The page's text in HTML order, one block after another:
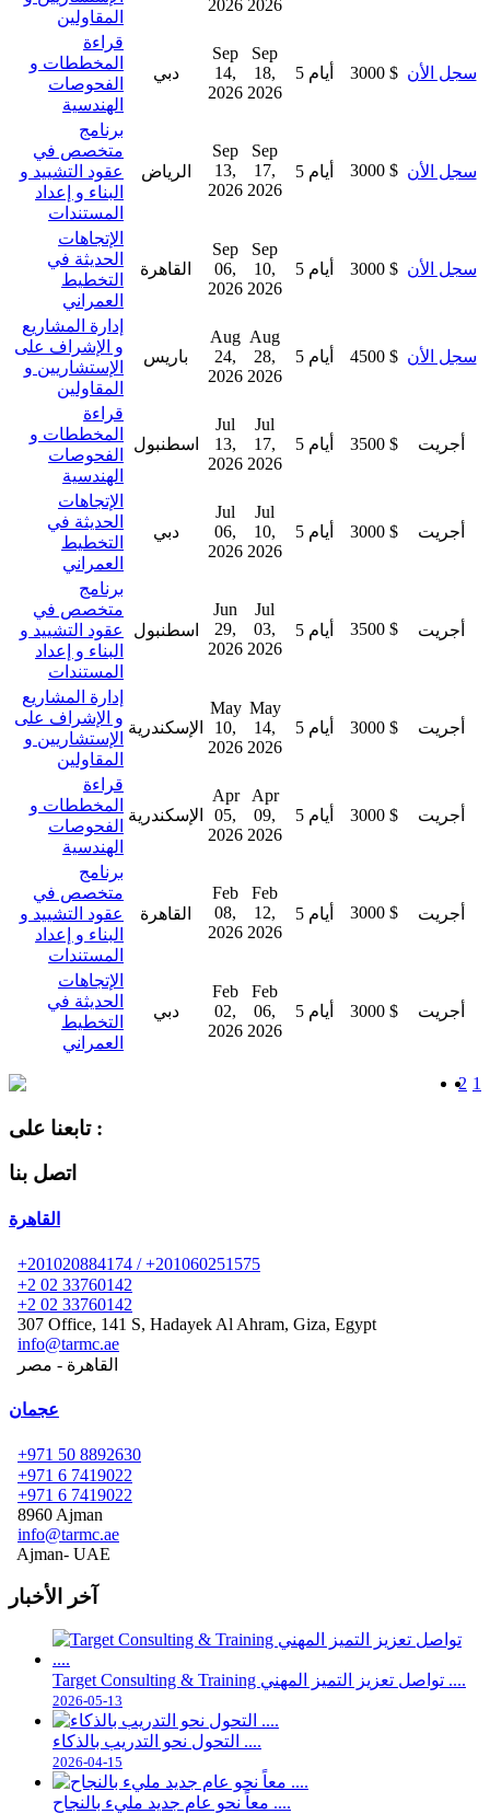
المقاولين
2026 2026
قراءة
المخططات و
الفحوصات
الهندسية
دبي
Sep
14,
2026
Sep
18,
2026
5 أيام 3000 $ سجل الأن
برنامج
متخصص في
عقود التشييد و
البناء و إعداد
المستندات
الرياض
Sep
13,
2026
Sep
17,
2026
5 أيام 3000 $ سجل الأن
الإتجاهات
الحديثة في
التخطيط
العمراني
القاهرة
Sep
06,
2026
Sep
10,
2026
5 أيام 3000 $ سجل الأن
إدارة المشاريع
و الإشراف على
الإستشاريين و
المقاولين
باريس
Aug
24,
2026
Aug
28,
2026
5 أيام 4500 $ سجل الأن
قراءة
المخططات و
الفحوصات
الهندسية
اسطنبول
Jul
13,
2026
Jul
17,
2026
5 أيام 3500 $
الإتجاهات
الحديثة في
التخطيط
العمراني
دبي
Jul
06,
2026
Jul
10,
2026
5 أيام 3000 $
برنامج
متخصص في
عقود التشييد و
البناء و إعداد
المستندات
اسطنبول
Jun
29,
2026
Jul
03,
2026
5 أيام 3500 $
إدارة المشاريع
و الإشراف على
الإستشاريين و
المقاولين
الإسكندرية
May
10,
2026
May
14,
2026
5 أيام 3000 $
قراءة
المخططات و
الفحوصات
الهندسية
الإسكندرية
Apr
05,
2026
Apr
09,
2026
5 أيام 3000 $
برنامج
متخصص في
عقود التشييد و
البناء و إعداد
المستندات
القاهرة
Feb
08,
2026
Feb
12,
2026
5 أيام 3000 $
الإتجاهات
الحديثة في
التخطيط
العمراني
دبي
Feb
02,
2026
Feb
06,
2026
5 أيام 3000 $
1
2
تابعنا على :
اتصل بنا
القاهرة
+201020884174 / +201060251575
+2 02 33760142
+2 02 33760142
307 Office, 141 S, Hadayek Al Ahram, Giza, Egypt
info@tarmc.ae
القاهرة - مصر
عجمان
+971 50 8892630
+971 6 7419022
+971 6 7419022
8960 Ajman
info@tarmc.ae
Ajman- UAE
آخر الأخبار
Target Consulting & Training تواصل تعزيز التميز المهني ....
2026-05-13
التحول نحو التدريب بالذكاء ....
2026-04-15
معاً نحو عام جديد مليء بالنجاح ....